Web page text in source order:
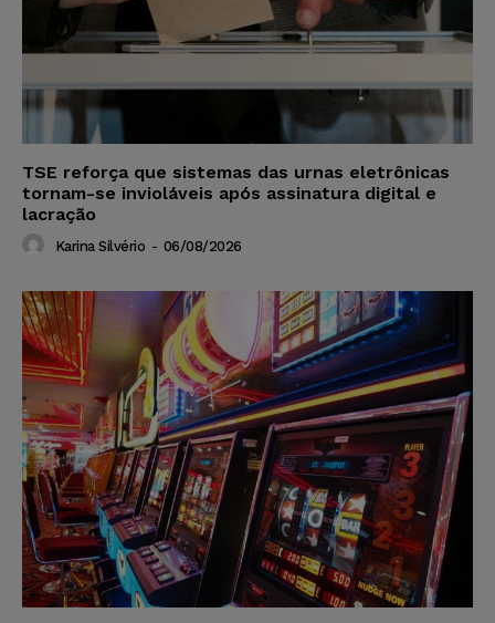
TSE reforça que sistemas das urnas eletrônicas
tornam-se invioláveis após assinatura digital e
lacração
Karina Silvério - 06/08/2026